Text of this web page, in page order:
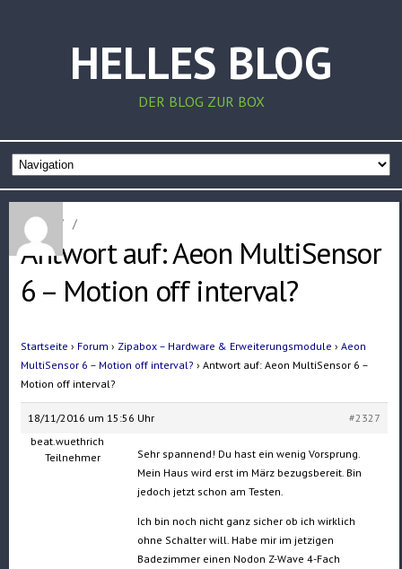
HELLES BLOG
DER BLOG ZUR BOX
Home / /
Antwort auf: Aeon MultiSensor
6 – Motion off interval?
Startseite › Forum › Zipabox – Hardware & Erweiterungsmodule › Aeon
MultiSensor 6 – Motion off interval? › Antwort auf: Aeon MultiSensor 6 –
Motion off interval?
18/11/2016 um 15:56 Uhr
#2327
beat.wuethrich
Teilnehmer
Sehr spannend! Du hast ein wenig Vorsprung.
Mein Haus wird erst im März bezugsbereit. Bin
jedoch jetzt schon am Testen.
Ich bin noch nicht ganz sicher ob ich wirklich
ohne Schalter will. Habe mir im jetzigen
Badezimmer einen Nodon Z-Wave 4-Fach